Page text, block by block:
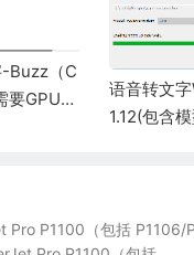
Buzz（C
要GPU支
语音转文
1.12(包含
Pro P1100（包括